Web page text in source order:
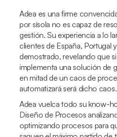
Adea es una firme
por sísola no es capaz de
gestión. Su experiencia a lo
clientes de España, Portugal
demostrado, revelando que
implementa una solución de
en mitad de un caos de
automatizará será dicho caos.
Adea vuelca todo su know-
Diseño de Procesos
optimizando procesos para